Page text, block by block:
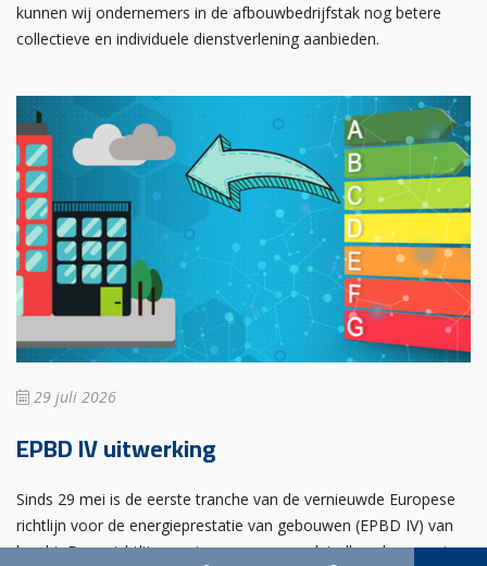
kunnen wij ondernemers in de afbouwbedrijfstak nog betere
collectieve en individuele dienstverlening aanbieden.
29 juli 2026
EPBD IV uitwerking
Sinds 29 mei is de eerste tranche van de vernieuwde Europese
richtlijn voor de energieprestatie van gebouwen (EPBD IV) van
kracht. Deze richtlijn moet ervoor zorgen dat alle gebouwen in